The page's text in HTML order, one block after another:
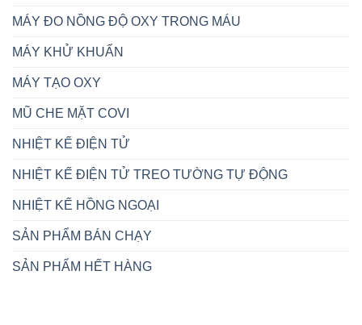
MÁY ĐO NỒNG ĐỘ OXY TRONG MÁU
MÁY KHỬ KHUẨN
MÁY TẠO OXY
MŨ CHE MẶT COVI
NHIỆT KẾ ĐIỆN TỬ
NHIỆT KẾ ĐIỆN TỬ TREO TƯỜNG TỰ ĐỘNG
NHIỆT KẾ HỒNG NGOẠI
SẢN PHẨM BÁN CHẠY
SẢN PHẨM HẾT HÀNG